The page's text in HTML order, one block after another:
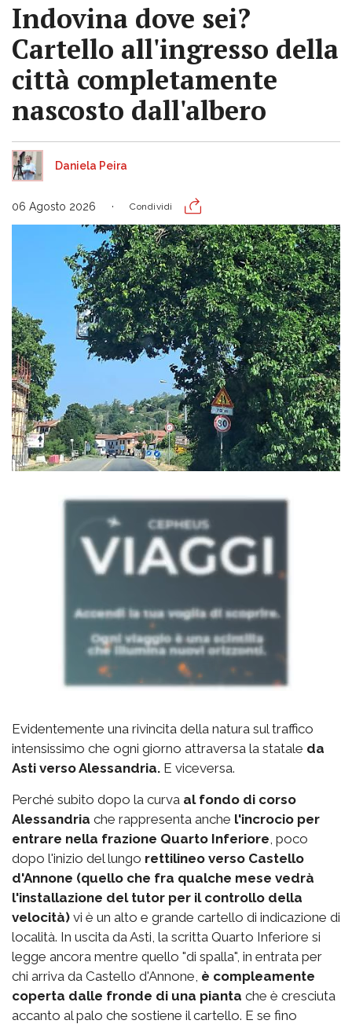
Indovina dove sei?
Cartello all'ingresso della
città completamente
nascosto dall'albero
Daniela Peira
06 Agosto 2026 Condividi
Evidentemente una rivincita della natura sul traffico
intensissimo che ogni giorno attraversa la statale da
Asti verso Alessandria. E viceversa.
Perché subito dopo la curva al fondo di corso
Alessandria che rappresenta anche l'incrocio per
entrare nella frazione Quarto Inferiore , poco
dopo l'inizio del lungo rettilineo verso Castello
d'Annone (quello che fra qualche mese vedrà
l'installazione del tutor per il controllo della
velocità) vi è un alto e grande cartello di indicazione di
località. In uscita da Asti, la scritta Quarto Inferiore si
legge ancora mentre quello "di spalla", in entrata per
chi arriva da Castello d'Annone, è compleamente
coperta dalle fronde di una pianta che è cresciuta
accanto al palo che sostiene il cartello. E se fino